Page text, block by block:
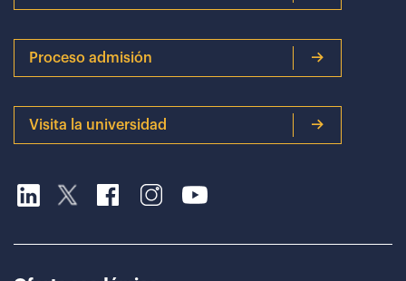
Proceso admisión
Visita la universidad